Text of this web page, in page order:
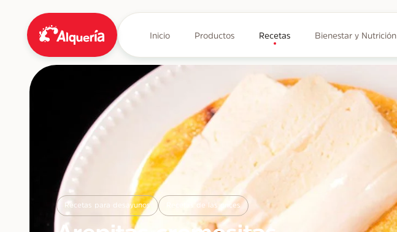
Inicio Productos Recetas Bienestar y Nutrición
Recetas para desayunos Recetas de las onces